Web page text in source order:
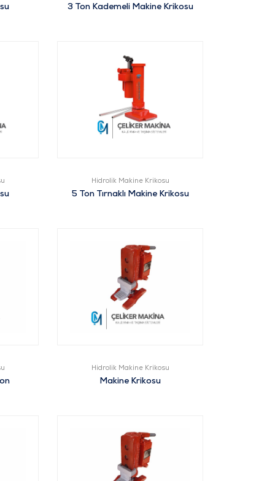
3 Ton Kademeli Makine Krikosu
Hidrolik Makine Krikosu
5 Ton Tırnaklı Makine Krikosu
Hidrolik Makine Krikosu
Makine Krikosu